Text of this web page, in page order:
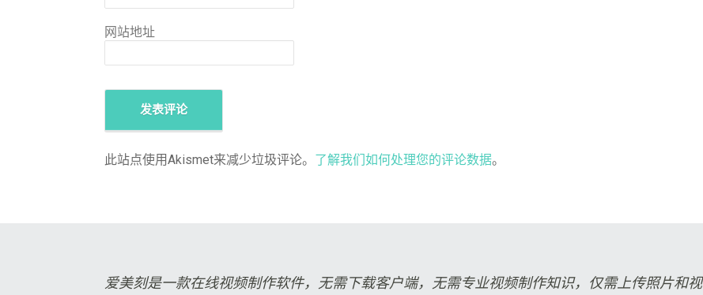
网站地址
此站点使用Akismet来减少垃圾评论。 了解我们如何处理您的评论数据。
爱美刻是一款在线视频制作软件，无需下载客户端，无需专业视频制作知识，仅需上传照片和视